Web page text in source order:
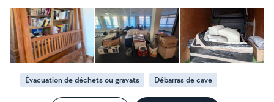
Évacuation de déchets ou gravats Débarras de cave